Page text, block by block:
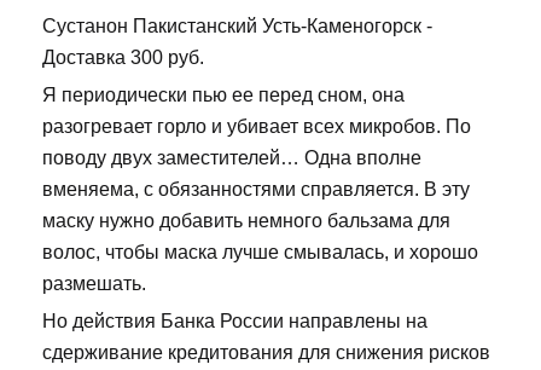
Сустанон Пакистанский Усть-Каменогорск -
Доставка 300 руб.
Я периодически пью ее перед сном, она
разогревает горло и убивает всех микробов. По
поводу двух заместителей… Одна вполне
вменяема, с обязанностями справляется. В эту
маску нужно добавить немного бальзама для
волос, чтобы маска лучше смывалась, и хорошо
размешать.
Но действия Банка России направлены на
сдерживание кредитования для снижения рисков